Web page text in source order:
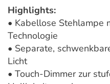
Highlights:
• Kabellose Stehlampe
Technologie
• Separate,
Licht
• Touch-Dimmer zur